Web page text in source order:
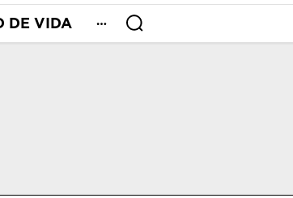
DE VIDA